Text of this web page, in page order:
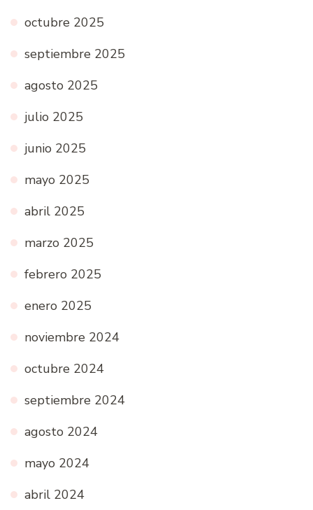
octubre 2025
septiembre 2025
agosto 2025
julio 2025
junio 2025
mayo 2025
abril 2025
marzo 2025
febrero 2025
enero 2025
noviembre 2024
octubre 2024
septiembre 2024
agosto 2024
mayo 2024
abril 2024